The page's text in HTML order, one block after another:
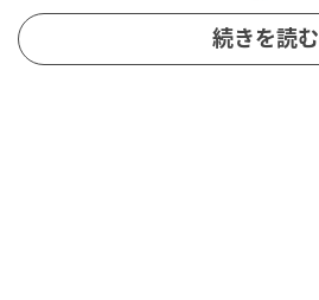
続きを読む